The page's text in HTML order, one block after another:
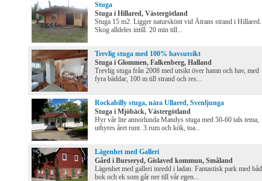
Stuga
Stuga i Hillared, Västergötland
Stuga 15 m2. Ligger naturskönt vid Ätrans strand i Hillared.
Skog alldeles intill. 20 min till...
Trevlig stuga med 100% havsutsikt
Stuga i Glommen, Falkenberg, Halland
Trevlig stuga från 2008 med utsikt över hamn och hav, med
fyra bäddar, 100 m till strand och res...
Rockabilly stuga, nära Ullared, Svenljunga
Stuga i Mjöbäck, Västergötland
Hyr vår lite annorlunda Mandys stuga med 50-60 tals tema,
uthyres året runt. 3 rum och kök, toa...
Lägenhet med Galleri
Gård i Burseryd, Gislaved kommun, Småland
Lägenhet med galleri inredd i ladan. Fantastisk park med
bok och ek som går ner till vår egen...